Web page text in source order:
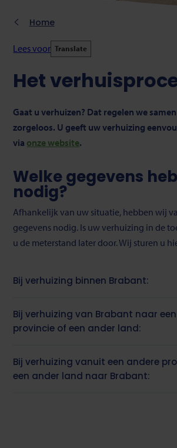
Kruimelpad
Home
Lees voor Translate
Het
Gaat u verhuizen? Dat regelen we
zorgeloos. U geeft uw verhuizing
via onze website.
Welke gegevens
nodig?
Afhankelijk van uw situatie, hebben wij
gegevens nodig. Is uw verhuizing in de
u de meterstand later door. Wij sturen u
Bij verhuizing binnen Brabant:
Bij verhuizing van Brabant naar
provincie of een ander land:
Bij verhuizing vanuit een andere
een ander land naar Brabant: